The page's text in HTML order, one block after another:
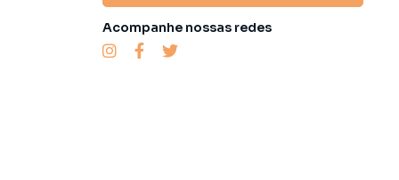
Acompanhe nossas redes